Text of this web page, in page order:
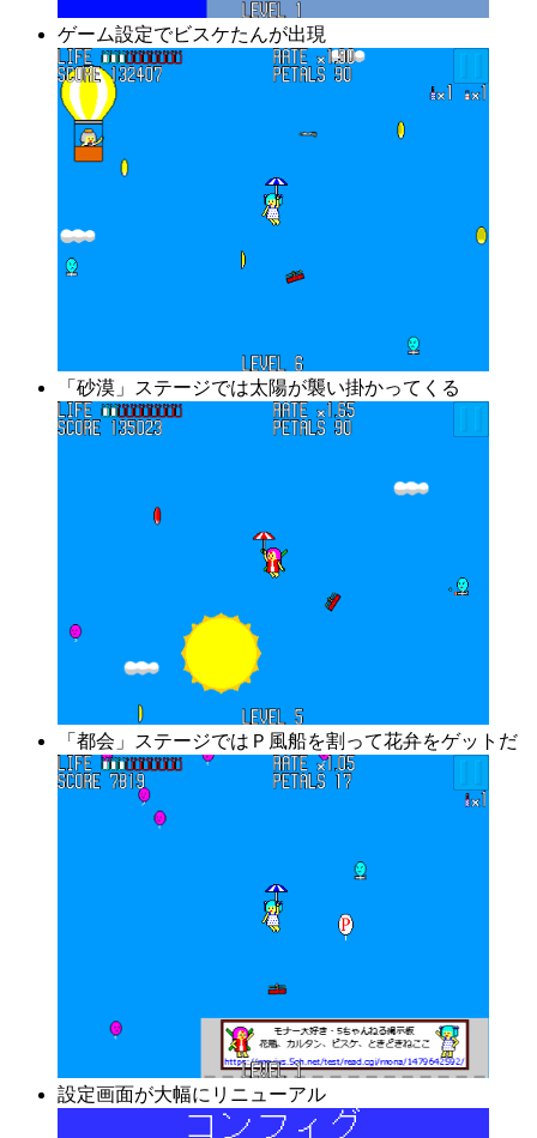
ゲーム設定でビスケたんが出現
「砂漠」ステージでは太陽が襲い掛かってくる
「都会」ステージではＰ風船を割って花弁をゲットだ
設定画面が大幅にリニューアル